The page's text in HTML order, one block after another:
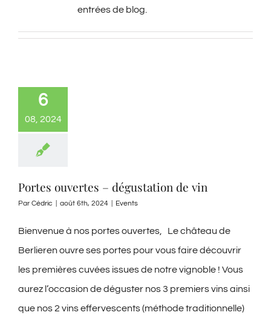
entrées de blog.
6
08, 2024
Portes ouvertes – dégustation de vin
Par Cédric août 6th, 2024 Events
Bienvenue à nos portes ouvertes, Le château de
Berlieren ouvre ses portes pour vous faire découvrir
les premières cuvées issues de notre vignoble ! Vous
aurez l’occasion de déguster nos 3 premiers vins ainsi
que nos 2 vins effervescents (méthode traditionnelle)